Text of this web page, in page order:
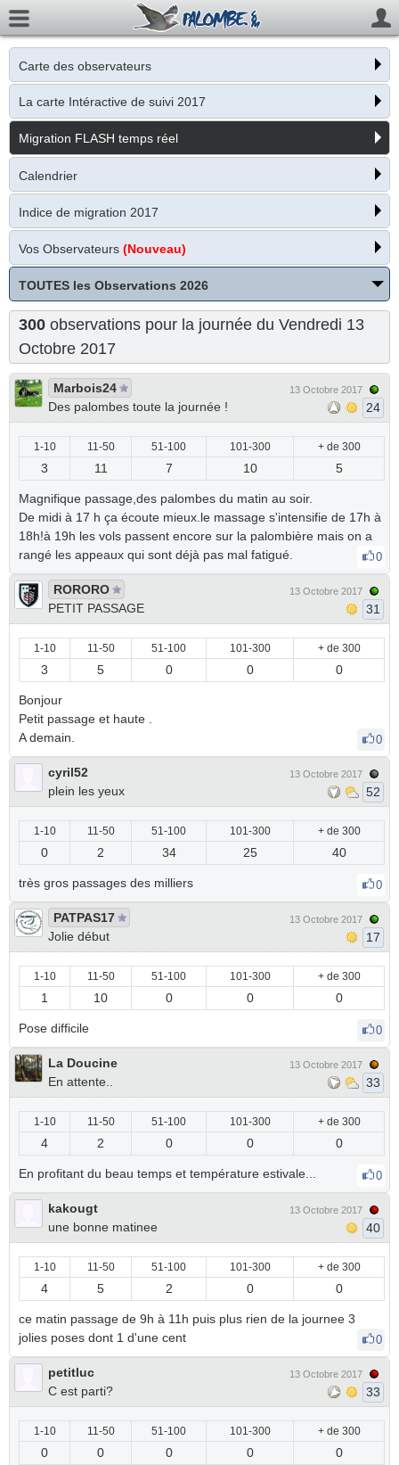
Carte des observateurs
La carte Intéractive de suivi 2017
Migration FLASH temps réel
Calendrier
Indice de migration 2017
Vos Observateurs (Nouveau)
TOUTES les Observations 2026
300 observations pour la journée du Vendredi 13
Octobre 2017
Marbois24
Des palombes toute la journée !
13 Octobre 2017
24
1-10 11-50 51-100 101-300 + de 300
3 11 7 10 5
Magnifique passage,des palombes du matin au soir.
De midi à 17 h ça écoute mieux.le massage s'intensifie de 17h à
18h!à 19h les vols passent encore sur la palombière mais on a
rangé les appeaux qui sont déjà pas mal fatigué.
0
RORORO
PETIT PASSAGE
13 Octobre 2017
31
1-10 11-50 51-100 101-300 + de 300
3 5 0 0 0
Bonjour
Petit passage et haute .
A demain.
0
cyril52
plein les yeux
13 Octobre 2017
52
1-10 11-50 51-100 101-300 + de 300
0 2 34 25 40
très gros passages des milliers 0
PATPAS17
Jolie début
13 Octobre 2017
17
1-10 11-50 51-100 101-300 + de 300
1 10 0 0 0
Pose difficile 0
La Doucine
En attente..
13 Octobre 2017
33
1-10 11-50 51-100 101-300 + de 300
4 2 0 0 0
En profitant du beau temps et température estivale... 0
kakougt
une bonne matinee
13 Octobre 2017
40
1-10 11-50 51-100 101-300 + de 300
4 5 2 0 0
ce matin passage de 9h à 11h puis plus rien de la journee 3
jolies poses dont 1 d'une cent
0
petitluc
C est parti?
13 Octobre 2017
33
1-10 11-50 51-100 101-300 + de 300
0 0 0 0 0